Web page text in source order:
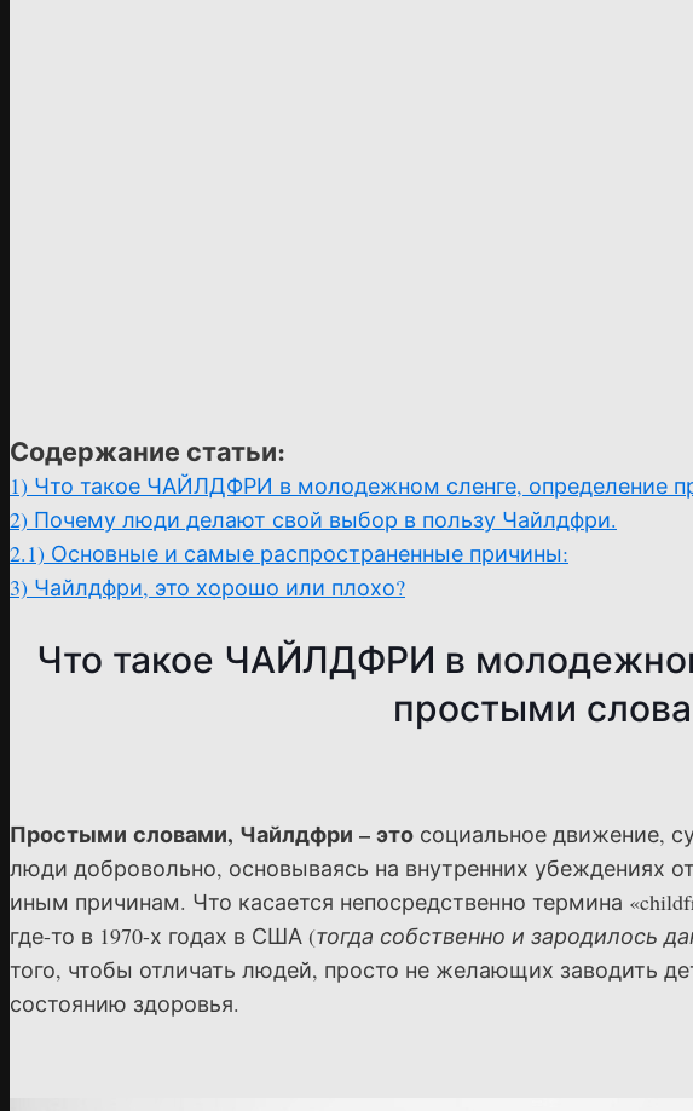
Содержание статьи:
1) Что такое ЧАЙЛДФРИ в молодежном сленге, определение
2) Почему люди делают свой выбор в пользу Чайлдфри.
2.1) Основные и самые распространенные причины:
3) Чайлдфри, это хорошо или плохо?
Что такое ЧАЙЛДФРИ в
простыми
Простыми словами, Чайлдфри – это социальное движение,
люди добровольно, основываясь на внутренних убеждениях
иным причинам. Что касается непосредственно термина
где-то в 1970-х годах в США (тогда собственно и зародилось
того, чтобы отличать людей, просто не желающих заводить
состоянию здоровья.